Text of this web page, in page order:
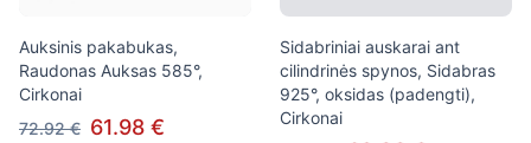
Auksinis pakabukas,
Raudonas Auksas 585°,
Cirkonai
72.92 € 61.98 €
Sidabriniai auskarai ant
cilindrinės spynos, Sidabras
925°, oksidas (padengti),
Cirkonai